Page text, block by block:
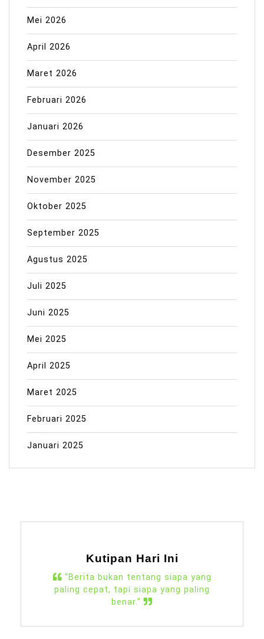
Mei 2026
April 2026
Maret 2026
Februari 2026
Januari 2026
Desember 2025
November 2025
Oktober 2025
September 2025
Agustus 2025
Juli 2025
Juni 2025
Mei 2025
April 2025
Maret 2025
Februari 2025
Januari 2025
Kutipan Hari Ini
“Berita bukan tentang siapa yang
paling cepat, tapi siapa yang paling
benar.”